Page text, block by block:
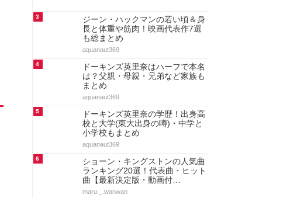
3
ジーン・ハックマンの若い頃＆身
長と体重や筋肉！映画代表作7選
も総まとめ
aquanaut369
4
ドーキンズ英里奈はハーフで本名
は？父親・母親・兄弟など家族も
まとめ
aquanaut369
5
ドーキンズ英里奈の学歴！出身高
校と大学(東大出身の噂)・中学と
小学校もまとめ
aquanaut369
6
ショーン・キングストンの人気曲
ランキング20選！代表曲・ヒット
曲【最新決定版・動画付…
maru._.wanwan